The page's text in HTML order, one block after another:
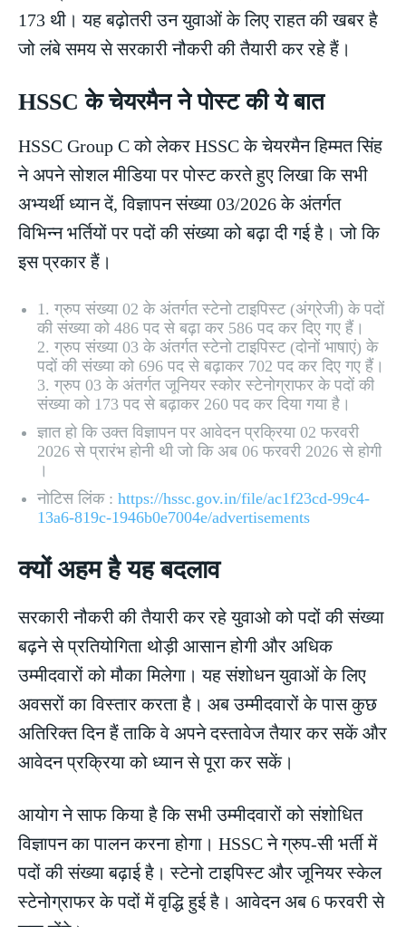
173 थी। यह बढ़ोतरी उन युवाओं के लिए राहत की खबर है
जो लंबे समय से सरकारी नौकरी की तैयारी कर रहे हैं।
HSSC के चेयरमैन ने पोस्ट की ये बात
HSSC Group C को लेकर HSSC के चेयरमैन हिम्मत सिंह
ने अपने सोशल मीडिया पर पोस्ट करते हुए लिखा कि सभी
अभ्यर्थी ध्यान दें, विज्ञापन संख्या 03/2026 के अंतर्गत
विभिन्न भर्तियों पर पदों की संख्या को बढ़ा दी गई है। जो कि
इस प्रकार हैं।
1. ग्रुप संख्या 02 के अंतर्गत स्टेनो टाइपिस्ट (अंग्रेजी) के पदों
की संख्या को 486 पद से बढ़ा कर 586 पद कर दिए गए हैं।
2. ग्रुप संख्या 03 के अंतर्गत स्टेनो टाइपिस्ट (दोनों भाषाएं) के
पदों की संख्या को 696 पद से बढ़ाकर 702 पद कर दिए गए हैं।
3. ग्रुप 03 के अंतर्गत जूनियर स्कोर स्टेनोग्राफर के पदों की
संख्या को 173 पद से बढ़ाकर 260 पद कर दिया गया है।
ज्ञात हो कि उक्त विज्ञापन पर आवेदन प्रक्रिया 02 फरवरी
2026 से प्रारंभ होनी थी जो कि अब 06 फरवरी 2026 से होगी
।
नोटिस लिंक : https://hssc.gov.in/file/ac1f23cd-99c4-
13a6-819c-1946b0e7004e/advertisements
क्यों अहम है यह बदलाव
सरकारी नौकरी की तैयारी कर रहे युवाओ को पदों की संख्या
बढ़ने से प्रतियोगिता थोड़ी आसान होगी और अधिक
उम्मीदवारों को मौका मिलेगा। यह संशोधन युवाओं के लिए
अवसरों का विस्तार करता है। अब उम्मीदवारों के पास कुछ
अतिरिक्त दिन हैं ताकि वे अपने दस्तावेज तैयार कर सकें और
आवेदन प्रक्रिया को ध्यान से पूरा कर सकें।
आयोग ने साफ किया है कि सभी उम्मीदवारों को संशोधित
विज्ञापन का पालन करना होगा। HSSC ने ग्रुप-सी भर्ती में
पदों की संख्या बढ़ाई है। स्टेनो टाइपिस्ट और जूनियर स्केल
स्टेनोग्राफर के पदों में वृद्धि हुई है। आवेदन अब 6 फरवरी से